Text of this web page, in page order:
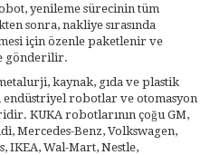
yenileme sürecinin tüm
sonra, nakliye sırasında
için özenle paketlenir ve
gönderilir.
kaynak, gıda ve plastik
robotlar ve otomasyon
KUKA robotlarının çoğu GM,
Mercedes-Benz, Volkswagen,
IKEA, Wal-Mart, Nestle,